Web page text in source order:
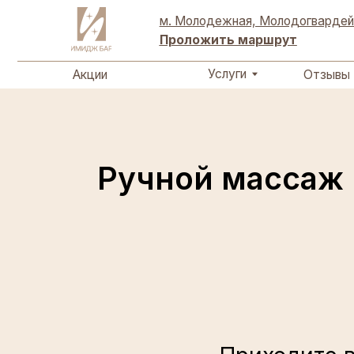
м. Молодежная, Молодогвардейская
Проложить маршрут
Акции Услуги Отзывы
Отзывы
Акции
Ручной массаж